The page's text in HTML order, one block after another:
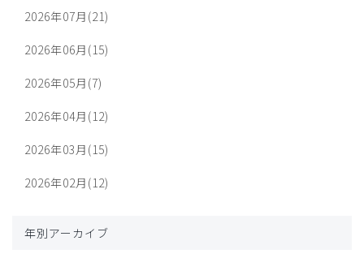
2026年07月(21)
2026年06月(15)
2026年05月(7)
2026年04月(12)
2026年03月(15)
2026年02月(12)
年別アーカイブ